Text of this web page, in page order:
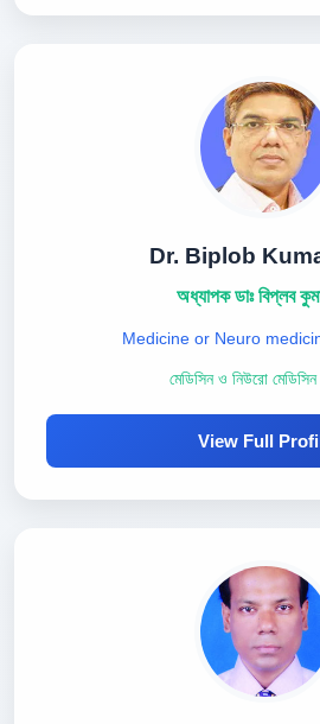
Dr. Biplob
অধ্যাপক ডাঃ বিপ্লব
Medicine or Neuro
মেডিসিন ও নিউরো মেডিসিন
View Full